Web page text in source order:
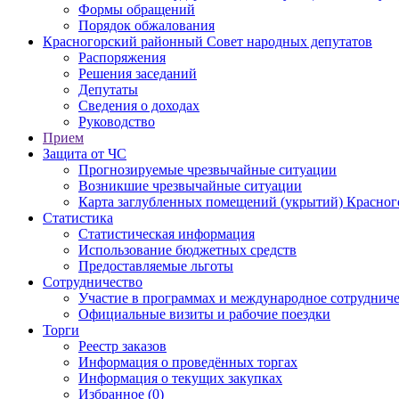
Формы обращений
Порядок обжалования
Красногорский районный Совет народных депутатов
Распоряжения
Решения заседаний
Депутаты
Сведения о доходах
Руководство
Прием
Защита от ЧС
Прогнозируемые чрезвычайные ситуации
Возникшие чрезвычайные ситуации
Карта заглубленных помещений (укрытий)
Статистика
Статистическая информация
Использование бюджетных средств
Предоставляемые льготы
Сотрудничество
Участие в программах и международное
Официальные визиты и рабочие поездки
Торги
Реестр заказов
Информация о проведённых торгах
Информация о текущих закупках
Избранное (0)